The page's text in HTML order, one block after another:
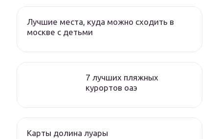
Лучшие места, куда можно сходить в
москве с детьми
7 лучших пляжных
курортов оаэ
Карты долина луары